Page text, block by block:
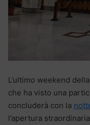
L’ultimo weekend
che ha visto una
concluderà con la
l’apertura